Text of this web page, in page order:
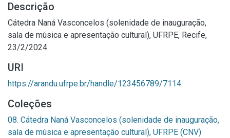
Descrição
Cátedra Naná Vasconcelos (solenidade de inauguração,
sala de música e apresentação cultural), UFRPE, Recife,
23/2/2024
URI
https://arandu.ufrpe.br/handle/123456789/7114
Coleções
08. Cátedra Naná Vasconcelos (solenidade de inauguração,
sala de música e apresentação cultural), UFRPE (CNV)